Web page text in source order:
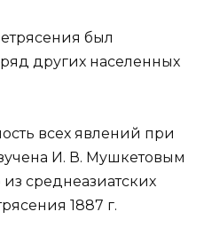
был
других населенных
всех явлений при
И. В. Мушкетовым
среднеазиатских
1887 г.